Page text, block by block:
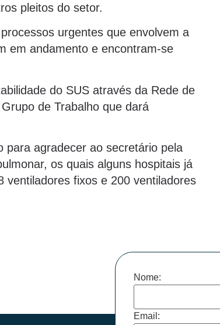
pleitos do setor.
urgentes que envolvem a
em andamento e encontram-se
do SUS através da Rede de
de Trabalho que dará
para agradecer ao secretário pela
os quais alguns hospitais já
ventiladores fixos e 200 ventiladores
Nome:
Email: